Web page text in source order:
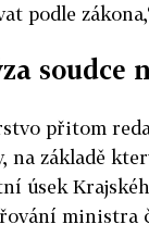
podle
soudce
přitom
na základě
úsek
ministra